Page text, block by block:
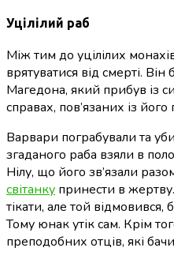
Уцілілий раб
Між тим до уцілілих
врятуватися від смерті.
Магедона, який прибув із
справах, пов’язаних із його
Варвари пограбували та
згаданого раба взяли в
Нілу, що його зв’язали
світанку принести в
тікати, але той відмовився,
Тому юнак утік сам. Крім
преподобних отців, які